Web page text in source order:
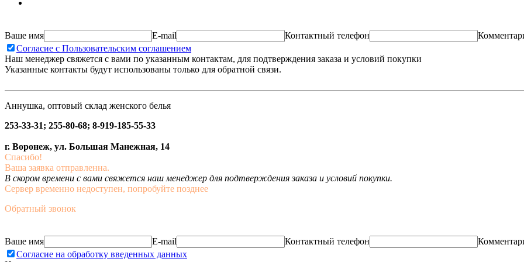
Ваше имя E-mail Контактный телефон
Согласие с Пользовательским соглашением
Наш менеджер свяжется с вами по указанным контактам, для подтверждения заказа и условий покупки
Указанные контакты будут использованы только для обратной связи.
Аннушка, оптовый склад женского белья
253-33-31; 255-80-68; 8-919-185-55-33
г. Воронеж, ул. Большая Манежная, 14
Спасибо!
Ваша заявка отправленна.
В скором времени с вами свяжется наш менеджер для подтверждения заказа и условий покупки.
Сервер временно недоступен, попробуйте позднее
Обратный звонок
Ваше имя E-mail Контактный телефон
Согласие на обработку введенных данных